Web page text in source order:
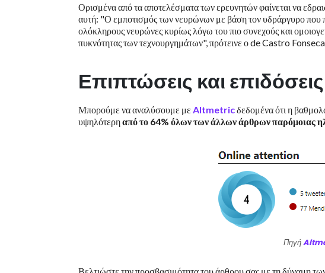
Ορισμένα από τα αποτελέσματα των ερευνητών φαίνεται να
αυτή: "Ο εμποτισμός των νευρώνων με βάση τον υδράργυρο
ολόκληρους νευρώνες κυρίως λόγω του πιο συνεχούς και
πυκνότητας των τεχνουργημάτων", πρότεινε ο de Castro Fonseca.
Επιπτώσεις και
Μπορούμε να αναλύσουμε με Altmetricδεδομένα ότι η
υψηλότερηαπό το 64% όλων των άλλων άρθρων παρόμοιας
Πηγή